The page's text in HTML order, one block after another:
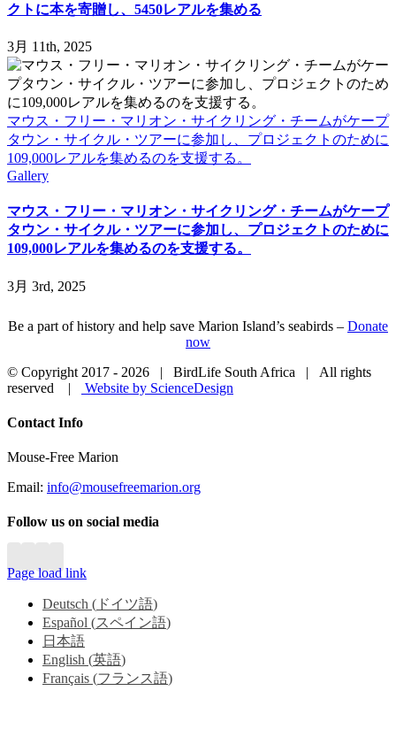
クトに本を寄贈し、5450レアルを集める
3月 11th, 2025
マウス・フリー・マリオン・サイクリング・チームがケープ
タウン・サイクル・ツアーに参加し、プロジェクトのために
109,000レアルを集めるのを支援する。
Gallery
マウス・フリー・マリオン・サイクリング・チームがケープ
タウン・サイクル・ツアーに参加し、プロジェクトのために
109,000レアルを集めるのを支援する。
3月 3rd, 2025
Be a part of history and help save Marion Island’s seabirds – Donate
now
© Copyright 2017 - 2026 | BirdLife South Africa | All rights
reserved |
Website by ScienceDesign
Close
Bar
Contact Info
Mouse-Free Marion
Email: info@mousefreemarion.org
Follow us on social media
Page load link
Deutsch ( ドイツ語)
Español (スペイン語)
日本語
English (英語)
Français (フランス語)